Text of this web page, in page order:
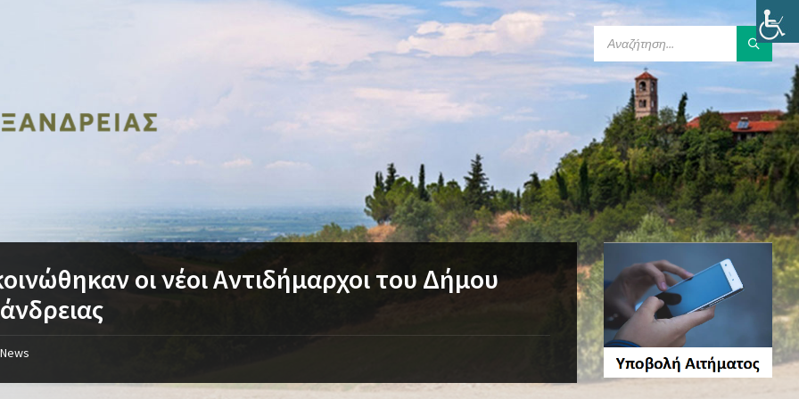
οι νέοι Αντιδήμαρχοι του Δήμου
News